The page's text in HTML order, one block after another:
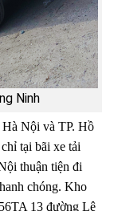
Ninh
Nội và TP. Hồ
tại bãi xe tải
thuận tiện đi
chóng. Kho
13 đường Lê